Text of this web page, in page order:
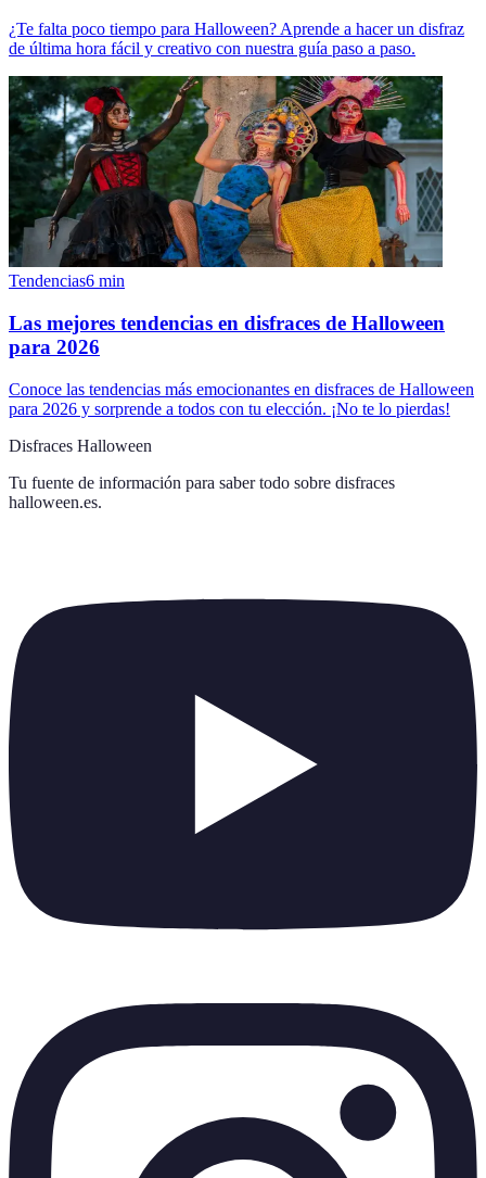
¿Te falta poco tiempo para Halloween? Aprende a hacer un disfraz
de última hora fácil y creativo con nuestra guía paso a paso.
Tendencias6 min
Las mejores tendencias en disfraces de Halloween
para 2026
Conoce las tendencias más emocionantes en disfraces de Halloween
para 2026 y sorprende a todos con tu elección. ¡No te lo pierdas!
Disfraces Halloween
Tu fuente de información para saber todo sobre disfraces
halloween.es.